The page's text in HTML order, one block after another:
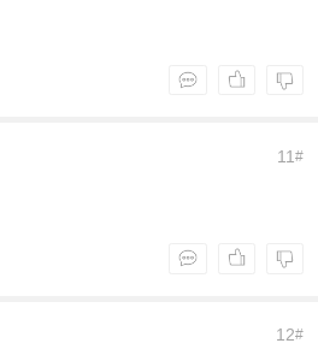
11#
12#